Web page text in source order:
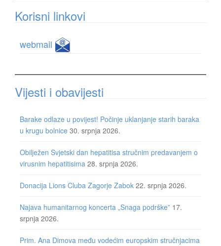
Korisni linkovi
webmail
Vijesti i obavijesti
Barake odlaze u povijest! Počinje uklanjanje starih baraka
u krugu bolnice 30. srpnja 2026.
Obilježen Svjetski dan hepatitisa stručnim predavanjem o
virusnim hepatitisima 28. srpnja 2026.
Donacija Lions Cluba Zagorje Zabok 22. srpnja 2026.
Najava humanitarnog koncerta „Snaga podrške” 17.
srpnja 2026.
Prim. Ana Dimova među vodećim europskim stručnjacima